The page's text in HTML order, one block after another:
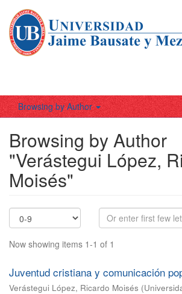
Browsing by Author
Browsing by Author
"Verástegui López,
Moisés"
Now showing items 1-1 of 1
Juventud cristiana y comunicación
Verástegui López, Ricardo Moisés (